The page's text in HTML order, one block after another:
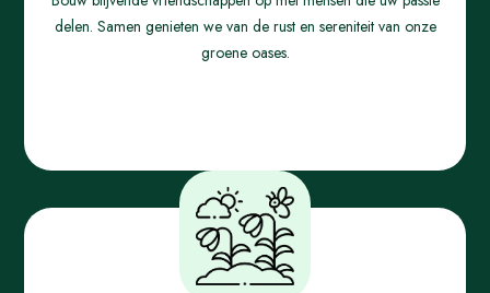
delen. Samen genieten we van de rust en sereniteit van onze
groene oases.